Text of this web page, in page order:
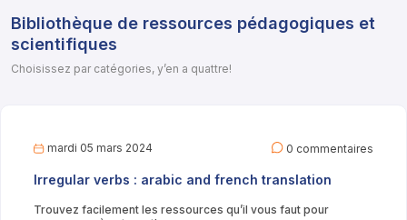
Bibliothèque de ressources pédagogiques et
scientifiques
Choisissez par catégories, y’en a quattre!
mardi 05 mars 2024 0 commentaires
Irregular verbs : arabic and french translation
Trouvez facilement les ressources qu’il vous faut pour